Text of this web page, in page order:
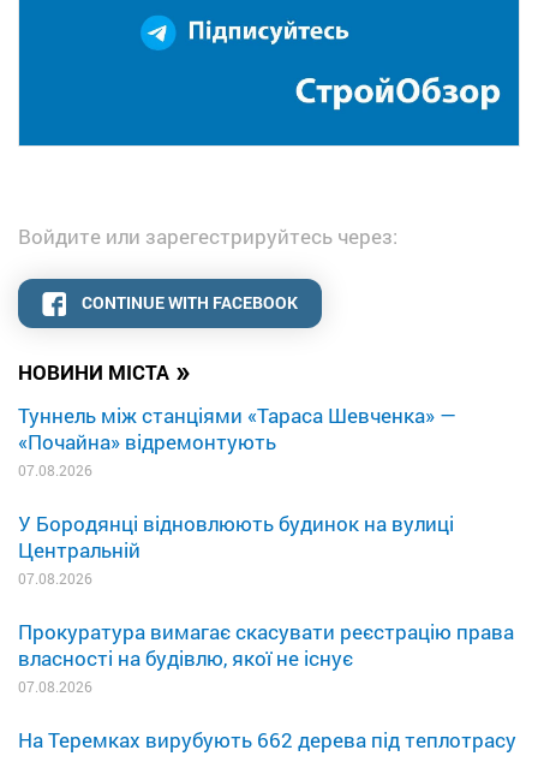
НОВИНИ МІСТА »
Туннель між станціями «Тараса Шевченка» —
«Почайна» відремонтують
07.08.2026
У Бородянці відновлюють будинок на вулиці
Центральній
07.08.2026
Прокуратура вимагає скасувати реєстрацію права
власності на будівлю, якої не існує
07.08.2026
На Теремках вирубують 662 дерева під теплотрасу
Войдите или зарегестрируйтесь через:
CONTINUE WITH FACEBOOK